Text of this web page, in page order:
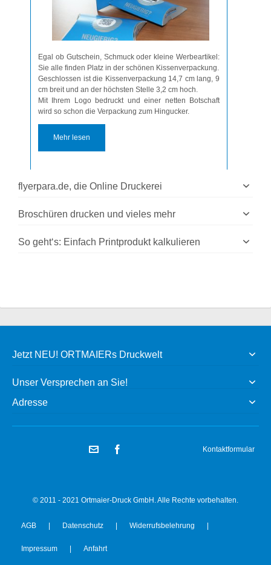
Egal ob Gutschein, Schmuck oder kleine Werbeartikel:
Sie alle finden Platz in der schönen Kissenverpackung.
Geschlossen ist die Kissenverpackung 14,7 cm lang, 9
cm breit und an der höchsten Stelle 3,2 cm hoch.
Mit Ihrem Logo bedruckt und einer netten Botschaft
wird so schon die Verpackung zum Hingucker.
Mehr lesen
flyerpara.de, die Online Druckerei
Broschüren drucken und vieles mehr
So geht‘s: Einfach Printprodukt kalkulieren
Jetzt NEU! ORTMAIERs Druckwelt
Unser Versprechen an Sie!
Adresse
Kontaktformular
© 2011 - 2021 Ortmaier-Druck GmbH. Alle Rechte vorbehalten.
AGB Datenschutz Widerrufsbelehrung
Impressum Anfahrt